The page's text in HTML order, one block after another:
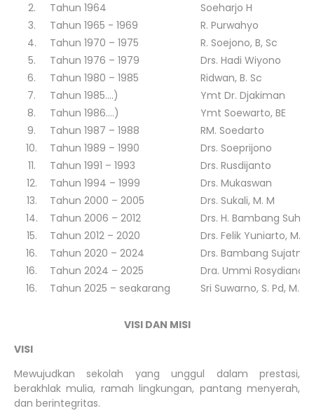
2.
Tahun 1964
Soeharjo H
3.
Tahun 1965 - 1969
R. Purwahyo
4.
Tahun 1970 – 1975
R. Soejono, B, Sc
5.
Tahun 1976 – 1979
Drs. Hadi Wiyono
6.
Tahun 1980 – 1985
Ridwan, B. Sc
7.
Tahun 1985....)
Ymt Dr. Djakiman
8.
Tahun 1986....)
Ymt Soewarto, BE
9.
Tahun 1987 – 1988
RM. Soedarto
10.
Tahun 1989 – 1990
Drs. Soeprijono
11.
Tahun 1991 – 1993
Drs. Rusdijanto
12.
Tahun 1994 – 1999
Drs. Mukaswan
13.
Tahun 2000 – 2005
Drs. Sukali, M. M
14.
Tahun 2006 – 2012
Drs. H. Bambang
15.
Tahun 2012 – 2020
Drs. Felik Yuniarto, M. M
16.
Tahun 2020 – 2024
Drs. Bambang
16.
Tahun 2024 – 2025
Dra. Ummi Rosydiana,
16.
Tahun 2025 – seakarang Sri Suwarno, S. Pd, M.
VISI DAN MISI
VISI
Mewujudkan sekolah yang unggul dalam prestasi,
berakhlak mulia, ramah lingkungan, pantang menyerah,
dan berintegritas.